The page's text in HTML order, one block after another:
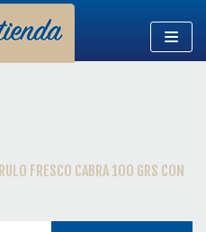
RULO FRESCO CABRA 100 GRS CON